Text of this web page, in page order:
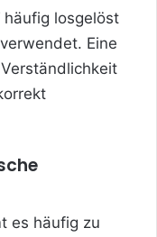
häufig losgelöst
Eine
es häufig zu